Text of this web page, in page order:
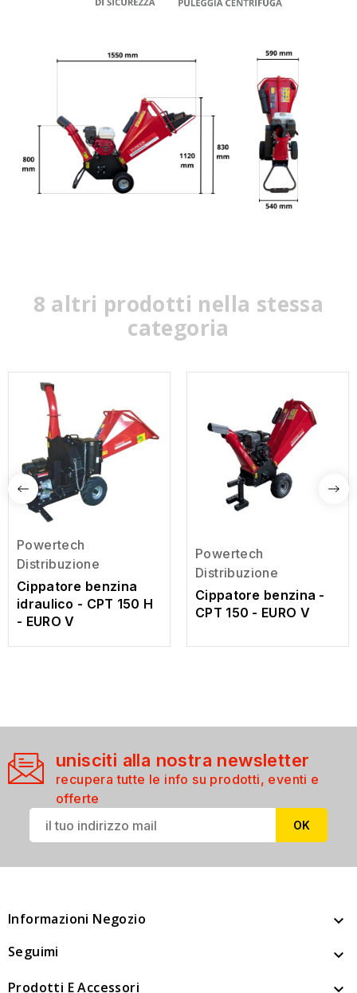
8 altri prodotti nella stessa
categoria
Powertech
Distribuzione
Cippatore benzina
idraulico - CPT 150 H
- EURO V
Powertech
Distribuzione
Cippatore benzina -
CPT 150 - EURO V
unisciti alla nostra newsletter
recupera tutte le info su prodotti, eventi e
offerte
Informazioni Negozio 
Seguimi 
Prodotti E Accessori